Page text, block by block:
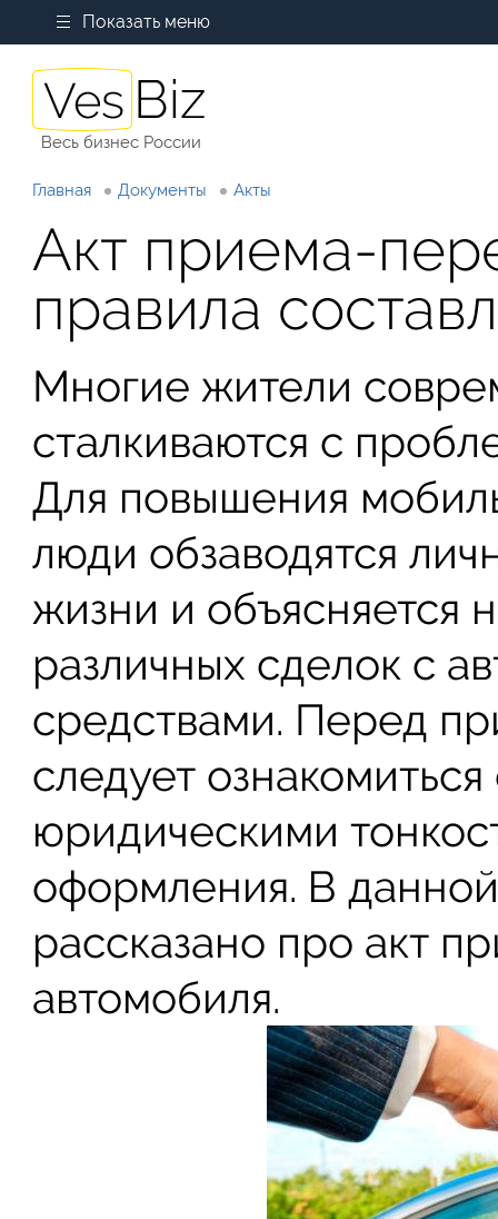
Показать меню
Весь бизнес России
Главная Документы Акты
Акт приема-
правила
Многие жители
сталкиваются с
Для повышения
люди обзаводятся
жизни и объясняется
различных сделок с
средствами. Перед
следует
юридическими
оформления. В
рассказано про акт
автомобиля.